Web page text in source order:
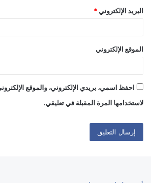
البريد الإلكتروني *
الموقع الإلكتروني
احفظ اسمي، بريدي الإلكتروني، والموقع
لاستخدامها المرة المقبلة في تعليقي.